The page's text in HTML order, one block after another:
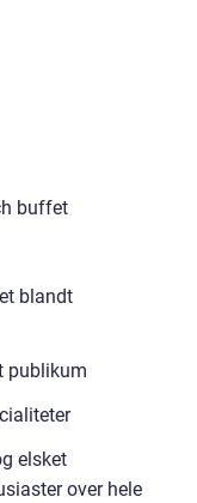
buffet
blandt
publikum
elsket
over hele